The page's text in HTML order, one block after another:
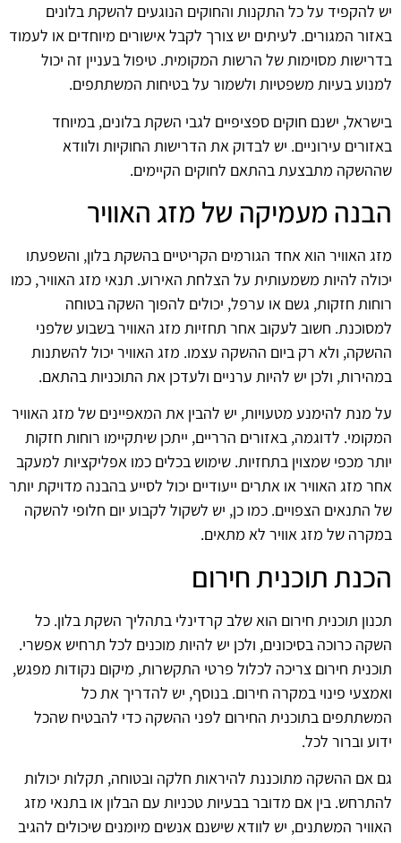
יש להקפיד על כל התקנות והחוקים הנוגעים להשקת בלונים
באזור המגורים. לעיתים יש צורך לקבל אישורים מיוחדים או לעמוד
בדרישות מסוימות של הרשות המקומית. טיפול בעניין זה יכול
למנוע בעיות משפטיות ולשמור על בטיחות המשתתפים.
בישראל, ישנם חוקים ספציפיים לגבי השקת בלונים, במיוחד
באזורים עירוניים. יש לבדוק את הדרישות החוקיות ולוודא
שההשקה מתבצעת בהתאם לחוקים הקיימים.
הבנה מעמיקה של מזג האוויר
מזג האוויר הוא אחד הגורמים הקריטיים בהשקת בלון, והשפעתו
יכולה להיות משמעותית על הצלחת האירוע. תנאי מזג האוויר, כמו
רוחות חזקות, גשם או ערפל, יכולים להפוך השקה בטוחה
למסוכנת. חשוב לעקוב אחר תחזיות מזג האוויר בשבוע שלפני
ההשקה, ולא רק ביום ההשקה עצמו. מזג האוויר יכול להשתנות
במהירות, ולכן יש להיות ערניים ולעדכן את התוכניות בהתאם.
על מנת להימנע מטעויות, יש להבין את המאפיינים של מזג האוויר
המקומי. לדוגמה, באזורים הרריים, ייתכן שיתקיימו רוחות חזקות
יותר מכפי שמצוין בתחזיות. שימוש בכלים כמו אפליקציות למעקב
אחר מזג האוויר או אתרים ייעודיים יכול לסייע בהבנה מדויקת יותר
של התנאים הצפויים. כמו כן, יש לשקול לקבוע יום חלופי להשקה
במקרה של מזג אוויר לא מתאים.
הכנת תוכנית חירום
תכנון תוכנית חירום הוא שלב קרדינלי בתהליך השקת בלון. כל
השקה כרוכה בסיכונים, ולכן יש להיות מוכנים לכל תרחיש אפשרי.
תוכנית חירום צריכה לכלול פרטי התקשרות, מיקום נקודות מפגש,
ואמצעי פינוי במקרה חירום. בנוסף, יש להדריך את כל
המשתתפים בתוכנית החירום לפני ההשקה כדי להבטיח שהכל
ידוע וברור לכל.
גם אם ההשקה מתוכננת להיראות חלקה ובטוחה, תקלות יכולות
להתרחש. בין אם מדובר בבעיות טכניות עם הבלון או בתנאי מזג
האוויר המשתנים, יש לוודא שישנם אנשים מיומנים שיכולים להגיב